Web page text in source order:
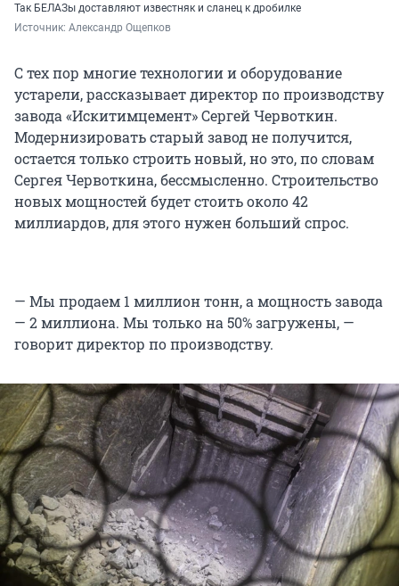
Так БЕЛАЗы доставляют известняк и сланец к дробилке
Источник: Александр Ощепков
С тех пор многие технологии и оборудование
устарели, рассказывает директор по производству
завода «Искитимцемент» Сергей Червоткин.
Модернизировать старый завод не получится,
остается только строить новый, но это, по словам
Сергея Червоткина, бессмысленно. Строительство
новых мощностей будет стоить около 42
миллиардов, для этого нужен больший спрос.
— Мы продаем 1 миллион тонн, а мощность завода
— 2 миллиона. Мы только на 50% загружены, —
говорит директор по производству.